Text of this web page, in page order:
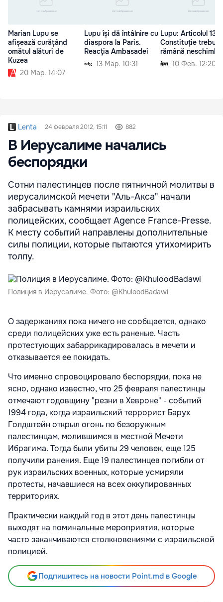
Marian Lupu se
afișează curățând
omătul alături de
Kuzea
20 Мар. 14:07
Lupu își dă întâlnire cu
diaspora la Paris.
Reacţia Ambasadei
13 Мар. 10:31
Lupu: Articolul 13
Constituție trebuie
rămână
10 Фев. 12:20
Lenta 24 февраля 2012, 15:11 882
В Иерусалиме начались
беспорядки
Сотни палестинцев после пятничной молитвы в
иерусалимской мечети "Аль-Акса" начали
забрасывать камнями израильских
полицейских, сообщает Agence France-Presse.
К месту событий направлены дополнительные
силы полиции, которые пытаются утихомирить
толпу.
Полиция в Иерусалиме. Фото: @KhuloodBadawi
О задержаниях пока ничего не сообщается, однако
среди полицейских уже есть раненые. Часть
протестующих забаррикадировалась в мечети и
отказывается ее покидать.
Что именно спровоцировало беспорядки, пока не
ясно, однако известно, что 25 февраля палестинцы
отмечают годовщину "резни в Хевроне" - событий
1994 года, когда израильский террорист Барух
Голдштейн открыл огонь по безоружным
палестинцам, молившимся в местной Мечети
Ибрагима. Тогда были убиты 29 человек, еще 125
получили ранения. Еще 19 палестинцев погибли от
рук израильских военных, которые усмиряли
протесты, начавшиеся на всех оккупированных
территориях.
Практически каждый год в этот день палестинцы
выходят на поминальные мероприятия, которые
часто заканчиваются столкновениями с израильской
полицией.
Подпишитесь на новости Point.md в Google